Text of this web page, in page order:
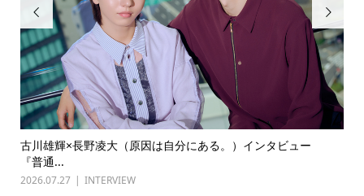

古川雄輝×長野凌大（原因は自分にある。）インタビュー
『普通...
2026.07.27 INTERVIEW
